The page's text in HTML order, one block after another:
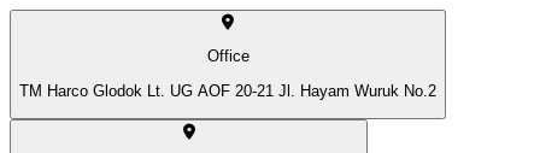
Office
TM Harco Glodok Lt. UG AOF 20-21 Jl. Hayam Wuruk No.2